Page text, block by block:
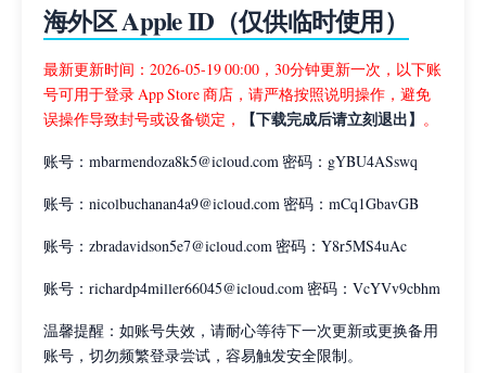
海外区 Apple ID（仅供临时使用）
最新更新时间：2026-05-19 00:00，30分钟更新一次，以下账
号可用于登录 App Store 商店，请严格按照说明操作，避免
误操作导致封号或设备锁定，
【下载完成后请立刻退出】 。
账号：mbarmendoza8k5@icloud.com 密码：gYBU4ASswq
账号：nicolbuchanan4a9@icloud.com 密码：mCq1GbavGB
账号：zbradavidson5e7@icloud.com 密码：Y8r5MS4uAc
账号：richardp4miller66045@icloud.com 密码：VcYVv9cbhm
温馨提醒：如账号失效，请耐心等待下一次更新或更换备用
账号，切勿频繁登录尝试，容易触发安全限制。